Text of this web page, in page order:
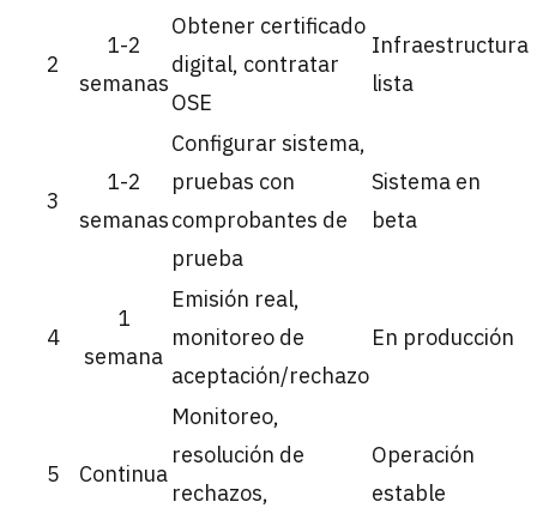
2
1-2
semanas
Obtener certificado
digital, contratar
OSE
Infraestructura
lista
3
1-2
semanas
Configurar sistema,
pruebas con
comprobantes de
prueba
Sistema en
beta
4
1
semana
Emisión real,
monitoreo de
aceptación/rechazo
En producción
5 Continua
Monitoreo,
resolución de
rechazos,
Operación
estable